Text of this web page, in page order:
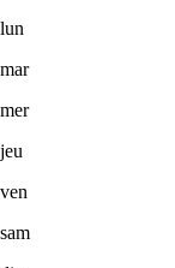
lun
mar
mer
jeu
ven
sam